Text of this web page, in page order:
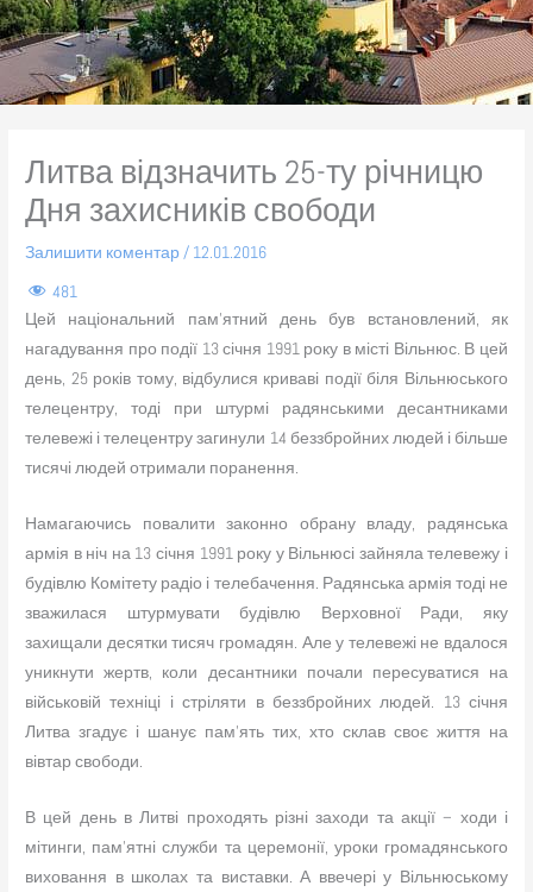
Литва відзначить 25-ту річницю
Дня захисників свободи
Залишити коментар/ 12.01.2016
481
Цей національний пам’ятний день був встановлений, як
нагадування про події 13 січня 1991 року в місті Вільнюс. В цей
день, 25 років тому, відбулися криваві події біля Вільнюського
телецентру, тоді при штурмі радянськими десантниками
телевежі і телецентру загинули 14 беззбройних людей і більше
тисячі людей отримали поранення.
Намагаючись повалити законно обрану владу, радянська
армія в ніч на 13 січня 1991 року у Вільнюсі зайняла телевежу і
будівлю Комітету радіо і телебачення. Радянська армія тоді не
зважилася штурмувати будівлю Верховної Ради, яку
захищали десятки тисяч громадян. Але у телевежі не вдалося
уникнути жертв, коли десантники почали пересуватися на
військовій техніці і стріляти в беззбройних людей. 13 січня
Литва згадує і шанує пам’ять тих, хто склав своє життя на
вівтар свободи.
В цей день в Литві проходять різні заходи та акції – ходи і
мітинги, пам’ятні служби та церемонії, уроки громадянського
виховання в школах та виставки. А ввечері у Вільнюському